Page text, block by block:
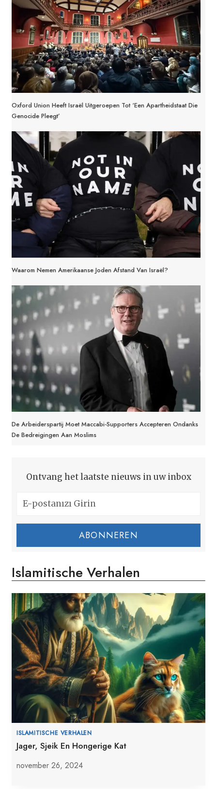
Oxford Union Heeft Israël Uitgeroepen Tot ‘een Apartheidstaat Die
Genocide Pleegt’
Waarom Nemen Amerikaanse Joden Afstand Van Israël?
De Arbeiderspartij Moet Maccabi-Supporters Accepteren Ondanks
De Bedreigingen Aan Moslims
Ontvang het laatste nieuws in uw inbox
ABONNEREN
Islamitische Verhalen
ISLAMITISCHE VERHALEN
Jager, Sjeik En Hongerige Kat
november 26, 2024